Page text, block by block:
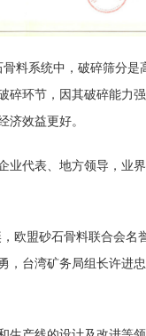
料系统中， 破碎筛分是
碎环节，因其破碎能力
效益更好。
代表、地方领导，业
盟砂石骨料联合会名
台湾矿务局组长许进